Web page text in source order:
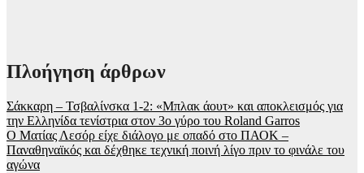
Πλοήγηση άρθρων
Σάκκαρη – Τσβαλίνσκα 1-2: «Μπλακ άουτ» και αποκλεισμός για
την Ελληνίδα τενίστρια στον 3ο γύρο του Roland Garros
Ο Ματίας Λεσόρ είχε διάλογο με οπαδό στο ΠΑΟΚ –
Παναθηναϊκός και δέχθηκε τεχνική ποινή λίγο πριν το φινάλε του
αγώνα